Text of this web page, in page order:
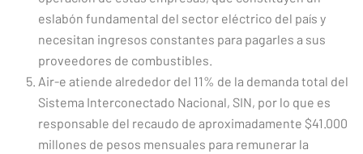
eslabón fundamental del sector eléctrico del país y
necesitan ingresos constantes para pagarles a sus
proveedores de combustibles.
Air-e atiende alrededor del 11% de la demanda total del
Sistema Interconectado Nacional, SIN, por lo que es
responsable del recaudo de aproximadamente $41.000
millones de pesos mensuales para remunerar la